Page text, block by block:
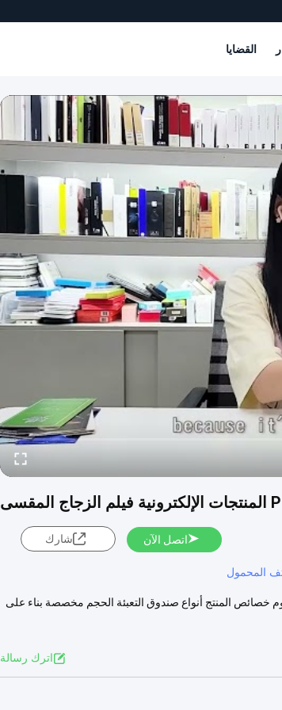
القضايا
اتصل الآن شارك
المحمول
خصائص المنتج أنواع صندوق التعبئة الحجم مخصصة بناء على
اترك رسالة